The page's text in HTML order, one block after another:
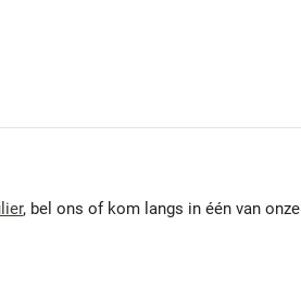
, bel ons of kom langs in één van onze